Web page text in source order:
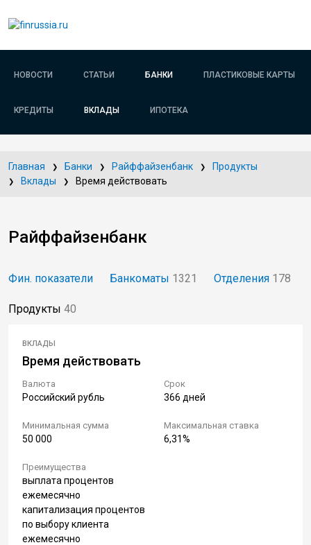
НОВОСТИ СТАТЬИ БАНКИ ПЛАСТИКОВЫЕ КАРТЫ
КРЕДИТЫ ВКЛАДЫ ИПОТЕКА
Главная Банки Райффайзенбанк
Продукты
Вклады
Время действовать
Райффайзенбанк
Фин. показатели Банкоматы 1321 Отделения 178
Продукты 40
ВКЛАДЫ
Время действовать
Валюта
Российский рубль
Срок
366 дней
Минимальная сумма
50 000
Максимальная ставка
6,31%
Преимущества
выплата процентов
ежемесячно
капитализация процентов
по выбору клиента
ежемесячно